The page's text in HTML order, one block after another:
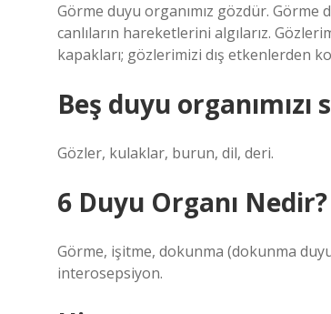
Görme duyu organımız gözdür.
canlıların hareketlerini algılarız.
kapakları; gözlerimizi dış etkenlerden
Beş duyu organımızı
Gözler, kulaklar, burun, dil, deri.
6 Duyu Organı Nedir?
Görme, işitme, dokunma (dokunma
interosepsiyon.